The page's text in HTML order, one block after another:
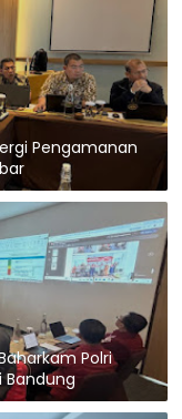
Pengamanan
Polri
Bandung